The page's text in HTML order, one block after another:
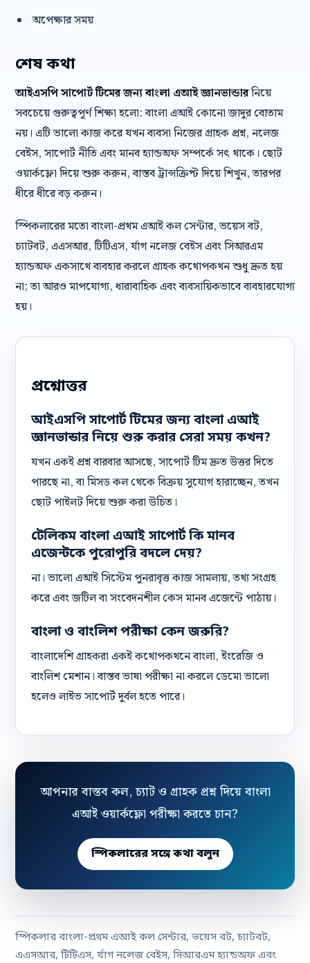
অপেক্ষার সময়
শেষ কথা
আইএসপি সাপোর্ট টিমের জন্য বাংলা এআই জ্ঞানভান্ডারনিয়ে
সবচেয়ে গুরুত্বপূর্ণ শিক্ষা হলো: বাংলা এআই কোনো জাদুর বোতাম
নয়। এটি ভালো কাজ করে যখন ব্যবসা নিজের গ্রাহক প্রশ্ন, নলেজ
বেইস, সাপোর্ট নীতি এবং মানব হ্যান্ডঅফ সম্পর্কে সৎ থাকে। ছোট
ওয়ার্কফ্লো দিয়ে শুরু করুন, বাস্তব ট্রান্সক্রিপ্ট দিয়ে শিখুন, তারপর
ধীরে ধীরে বড় করুন।
স্পিকলারের মতো বাংলা-প্রথম এআই কল সেন্টার, ভয়েস বট,
চ্যাটবট, এএসআর, টিটিএস, র্যাগ নলেজ বেইস এবং সিআরএম
হ্যান্ডঅফ একসাথে ব্যবহার করলে গ্রাহক কথোপকথন শুধু দ্রুত হয়
না; তা আরও মাপযোগ্য, ধারাবাহিক এবং ব্যবসায়িকভাবে ব্যবহারযোগ্য
হয়।
প্রশ্নোত্তর
আইএসপি সাপোর্ট টিমের জন্য বাংলা এআই
জ্ঞানভান্ডার নিয়ে শুরু করার সেরা সময় কখন?
যখন একই প্রশ্ন বারবার আসছে, সাপোর্ট টিম দ্রুত উত্তর দিতে
পারছে না, বা মিসড কল থেকে বিক্রয় সুযোগ হারাচ্ছেন, তখন
ছোট পাইলট দিয়ে শুরু করা উচিত।
টেলিকম বাংলা এআই সাপোর্ট কি মানব
এজেন্টকে পুরোপুরি বদলে দেয়?
না। ভালো এআই সিস্টেম পুনরাবৃত্ত কাজ সামলায়, তথ্য সংগ্রহ
করে এবং জটিল বা সংবেদনশীল কেস মানব এজেন্টে পাঠায়।
বাংলা ও বাংলিশ পরীক্ষা কেন জরুরি?
বাংলাদেশি গ্রাহকরা একই কথোপকথনে বাংলা, ইংরেজি ও
বাংলিশ মেশান। বাস্তব ভাষা পরীক্ষা না করলে ডেমো ভালো
হলেও লাইভ সাপোর্ট দুর্বল হতে পারে।
আপনার বাস্তব কল, চ্যাট ও গ্রাহক প্রশ্ন দিয়ে বাংলা
এআই ওয়ার্কফ্লো পরীক্ষা করতে চান?
স্পিকলারের সঙ্গে কথা বলুন
স্পিকলার বাংলা-প্রথম এআই কল সেন্টার, ভয়েস বট, চ্যাটবট,
এএসআর, টিটিএস, র্যাগ নলেজ বেইস, সিআরএম হ্যান্ডঅফ এবং